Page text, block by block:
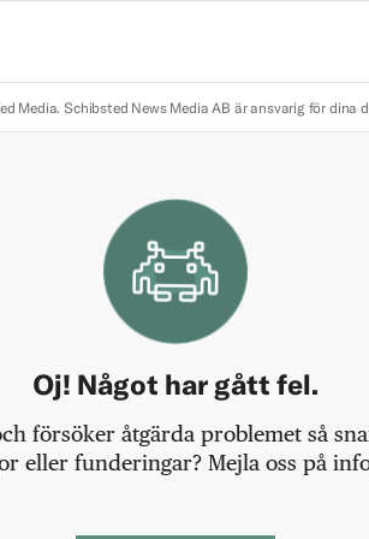
Media. Schibsted News Media AB är ansvarig för dina
Oj! Något har gått fel.
försöker åtgärda problemet så
eller funderingar? Mejla oss på